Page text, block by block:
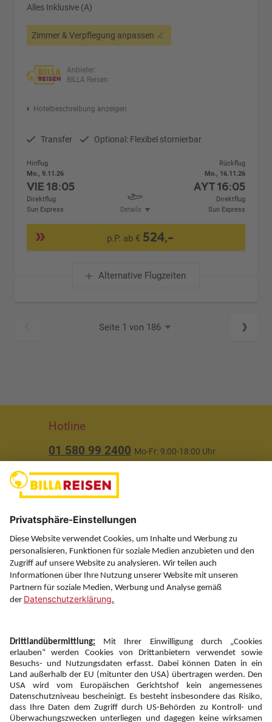
Alles Inklusive (A)
Zimmer & Verpflegung anpassen
Anbieter:
BILLA Reisen
Hotelbeschreibung anzeigen
Transfer Optional: Flexibel stornierbar
Hinflug
Mo., 9.11.26
VIE18:05
Direktflug
Sun Express
Details
Rückflug
Mo., 16.11.26
AYT16:05
Direktflug
Sun Express
p.P. ab € 524,-
Alternative Flugzeiten
Seite 1 von 186
Hotline
01 580 99 2400 Mo-Fr: 9:00-18:00 Uhr
Über uns
Service
Information
Folgen Sie uns auf
Newsletter:
Anmelden